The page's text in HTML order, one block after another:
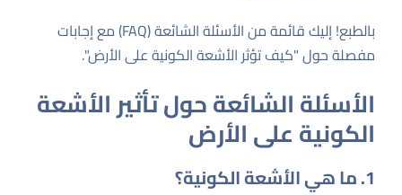
بالطبع! إليك قائمة من الأسئلة الشائعة (FAQ) مع إجابات
مفصلة حول "كيف تؤثر الأشعة الكونية على الأرض".
الأسئلة الشائعة حول تأثير الأشعة
الكونية على الأرض
1. ما هي الأشعة الكونية؟